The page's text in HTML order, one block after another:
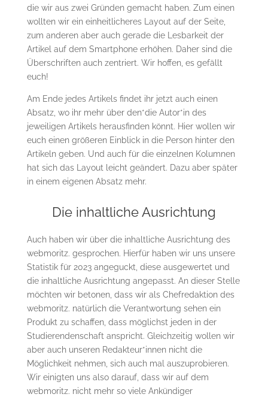
die wir aus zwei Gründen gemacht haben. Zum einen
wollten wir ein einheitlicheres Layout auf der Seite,
zum anderen aber auch gerade die Lesbarkeit der
Artikel auf dem Smartphone erhöhen. Daher sind die
Überschriften auch zentriert. Wir hoffen, es gefällt
euch!
Am Ende jedes Artikels findet ihr jetzt auch einen
Absatz, wo ihr mehr über den*die Autor*in des
jeweiligen Artikels herausfinden könnt. Hier wollen wir
euch einen größeren Einblick in die Person hinter den
Artikeln geben. Und auch für die einzelnen Kolumnen
hat sich das Layout leicht geändert. Dazu aber später
in einem eigenen Absatz mehr.
Die inhaltliche Ausrichtung
Auch haben wir über die inhaltliche Ausrichtung des
webmoritz. gesprochen. Hierfür haben wir uns unsere
Statistik für 2023 angeguckt, diese ausgewertet und
die inhaltliche Ausrichtung angepasst. An dieser Stelle
möchten wir betonen, dass wir als Chefredaktion des
webmoritz. natürlich die Verantwortung sehen ein
Produkt zu schaffen, dass möglichst jeden in der
Studierendenschaft anspricht. Gleichzeitig wollen wir
aber auch unseren Redakteur*innen nicht die
Möglichkeit nehmen, sich auch mal auszuprobieren.
Wir einigten uns also darauf, dass wir auf dem
webmoritz. nicht mehr so viele Ankündiger